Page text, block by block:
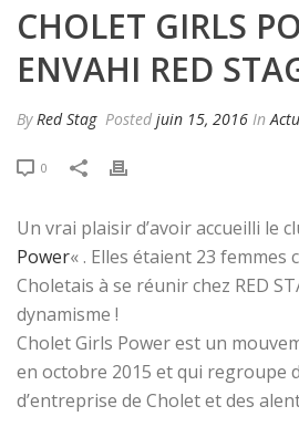
CHOLET GIRLS
ENVAHI RED
By Red Stag Posted juin 15, 2016 In
0
Un vrai plaisir d’avoir accueilli le
Power« . Elles étaient 23 femmes
Choletais à se réunir chez RED
dynamisme !
Cholet Girls Power est un
en octobre 2015 et qui regroupe
d’entreprise de Cholet et des